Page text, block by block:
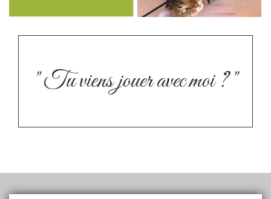
"Tu viens jouer avec moi ? "